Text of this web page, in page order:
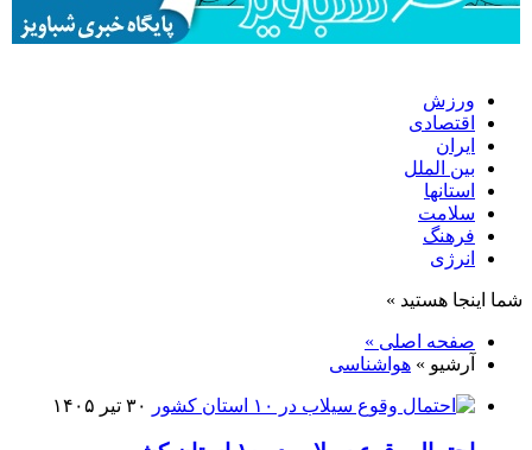
ورزش
اقتصادی
ایران
بین الملل
استانها
سلامت
فرهنگ
انرژی
شما اینجا هستید »
صفحه اصلی »
آرشیو » هواشناسی
۳۰ تیر ۱۴۰۵